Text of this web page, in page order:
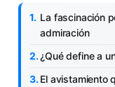
La fascinación
admiración
¿Qué define a
El avistamiento